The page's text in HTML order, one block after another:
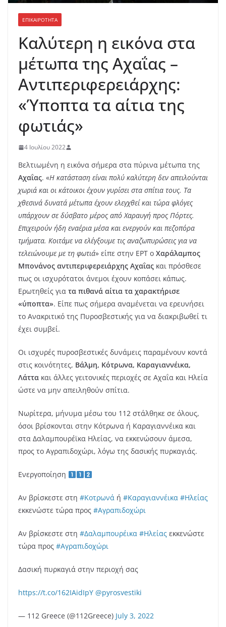
ΕΠΙΚΑΙΡΟΤΗΤΑ
Καλύτερη η εικόνα στα
μέτωπα της Αχαΐας –
Αντιπεριφερειάρχης:
«Ύποπτα τα αίτια της
φωτιάς»
4 Ιουλίου 2022
Βελτιωμένη η εικόνα σήμερα στα πύρινα μέτωπα της
Αχαΐας. «Η κατάσταση είναι πολύ καλύτερη δεν απειλούνται
χωριά και οι κάτοικοι έχουν γυρίσει στα σπίτια τους. Τα
χθεσινά δυνατά μέτωπα έχουν ελεγχθεί και τώρα φλόγες
υπάρχουν σε δύσβατο μέρος από Χαραυγή προς Πόρτες.
Επιχειρούν ήδη εναέρια μέσα και ενεργούν και πεζοπόρα
τμήματα. Κοιτάμε να ελέγξουμε τις αναζωπυρώσεις για να
τελειώνουμε με τη φωτιά» είπε στην ΕΡΤ ο Χαράλαμπος
Μπονάνος αντιπεριφερειάρχης Αχαΐας και πρόσθεσε
πως οι ισχυρότατοι άνεμοι έχουν κοπάσει κάπως.
Ερωτηθείς για τα πιθανά αίτια τα χαρακτήρισε
«ύποπτα». Είπε πως σήμερα αναμένεται να ερευνήσει
το Ανακριτικό της Πυροσβεστικής για να διακριβωθεί τι
έχει συμβεί.
Οι ισχυρές πυροσβεστικές δυνάμεις παραμένουν κοντά
στις κοινότητες, Βάλμη, Κότρωνα, Καραγιαννέικα,
Λάττα και άλλες γειτονικές περιοχές σε Αχαΐα και Ηλεία
ώστε να μην απειληθούν σπίτια.
Νωρίτερα, μήνυμα μέσω του 112 στάλθηκε σε όλους,
όσοι βρίσκονται στην Κότρωνα ή Καραγιαννέικα και
στα Δαλαμπουρέϊκα Ηλείας, να εκκενώσουν άμεσα,
προς το Αγραπιδοχώρι, λόγω της δασικής πυρκαγιάς.
Ενεργοποίηση
Αν βρίσκεστε στη #Κοτρωνά ή #Καραγιαννέικα #Ηλείας
εκκενώστε τώρα προς #Αγραπιδοχώρι
Αν βρίσκεστε στη #Δαλαμπουρέικα #Ηλείας εκκενώστε
τώρα προς #Αγραπιδοχώρι
Δασική πυρκαγιά στην περιοχή σας
https://t.co/162IAidIpY @pyrosvestiki
— 112 Greece (@112Greece) July 3, 2022